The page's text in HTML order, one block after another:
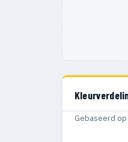
Gebaseerd